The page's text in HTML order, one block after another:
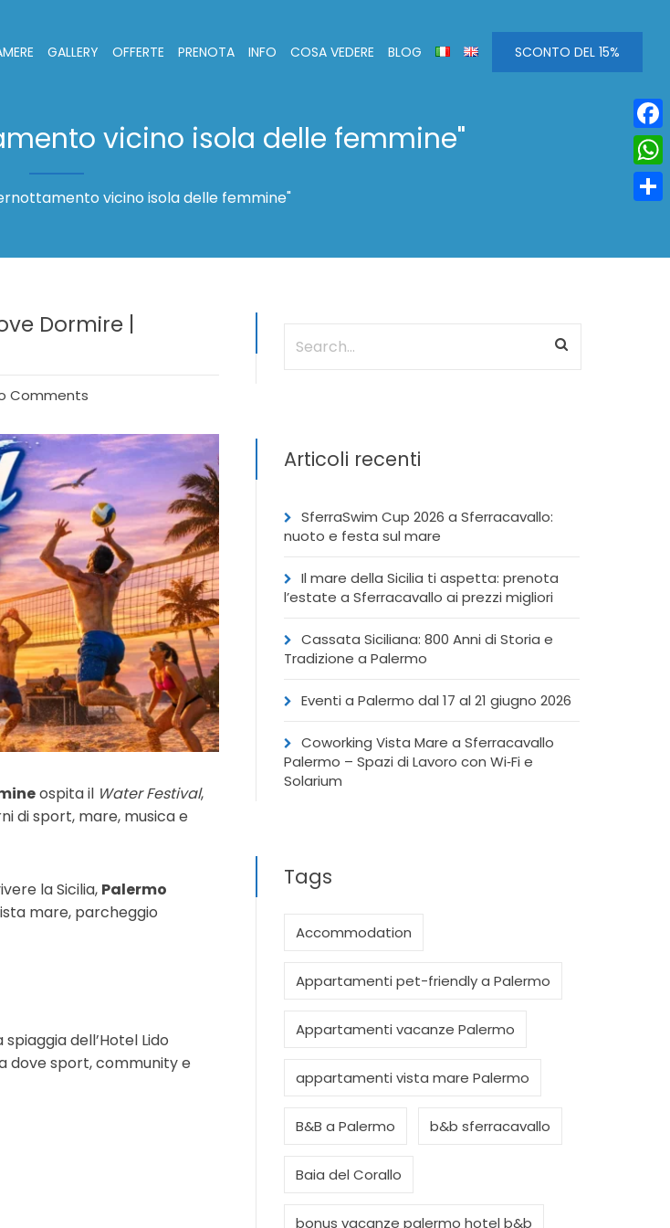
GALLERY OFFERTE PRENOTA INFO COSA VEDERE BLOG SCONTO DEL 15%
vicino isola delle femmine"
vicino isola delle femmine"
Dormire |
Comments
ospita il Water Festival,
di sport, mare, musica e
la Sicilia, Palermo
mare, parcheggio
dell’Hotel Lido
dove sport, community e
Articoli recenti
SferraSwim Cup 2026 a Sferracavallo:
nuoto e festa sul mare
Il mare della Sicilia ti aspetta: prenota
l’estate a Sferracavallo ai prezzi migliori
Cassata Siciliana: 800 Anni di Storia e
Tradizione a Palermo
Eventi a Palermo dal 17 al 21 giugno 2026
Coworking Vista Mare a Sferracavallo
Palermo – Spazi di Lavoro con Wi‑Fi e
Solarium
Tags
Accommodation
Appartamenti pet-friendly a Palermo
Appartamenti vacanze Palermo
appartamenti vista mare Palermo
B&B a Palermo b&b sferracavallo
Baia del Corallo
bonus vacanze palermo hotel b&b